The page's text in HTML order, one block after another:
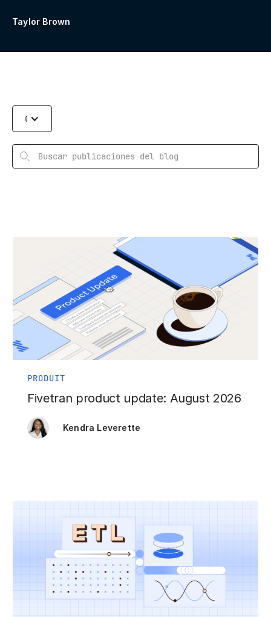
Taylor Brown
Categories
Rechercher
PRODUIT
Fivetran product update: August 2026
Kendra Leverette